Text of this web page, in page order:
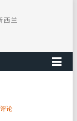
论